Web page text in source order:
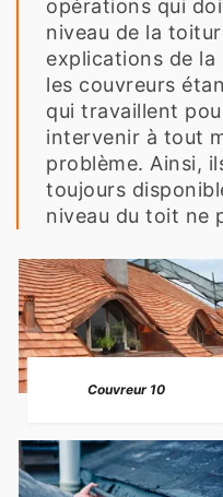
opérations qui
niveau de la
explications de la
les couvreurs
qui travaillent
intervenir à tout
problème. Ainsi,
toujours
niveau du toit ne
Couvreur 10